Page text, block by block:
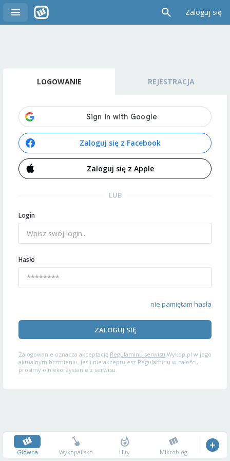
Zaloguj się
LOGOWANIE REJESTRACJA
Zaloguj się z Facebook
Zaloguj się z Apple
LUB
Login
Hasło
nie pamiętam hasła
ZALOGUJ SIĘ
Zalogowanie oznacza akceptację Regulaminu serwisu Wykop.pl w jego
aktualnym brzmieniu. Jeśli nie akceptujesz Regulaminu w całości,
prosimy o niekorzystanie z serwisu.
Główna Wykopalisko Hity Mikroblog